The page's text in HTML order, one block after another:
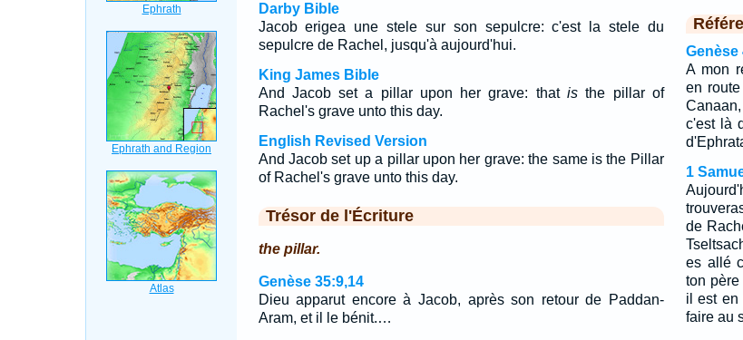
Darby Bible
Jacob erigea une stele sur son sepulcre: c'est la stele du
sepulcre de Rachel, jusqu'à aujourd'hui.
King James Bible
And Jacob set a pillar upon her grave: thatis the pillar of
Rachel's grave unto this day.
English Revised Version
And Jacob set up a pillar upon her grave: the same is the Pillar
of Rachel's grave unto this day.
Trésor de l'Écriture
the pillar.
Genèse 35:9,14
Dieu apparut encore à Jacob, après son retour de Paddan-
Aram, et il le bénit.…
Genèse
A mon
en
c'est là
1
de
es allé
ton
il est en
faire au